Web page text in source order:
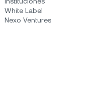
White Label
Nexo Ventures